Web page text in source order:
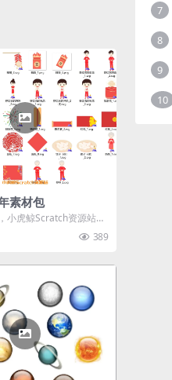
素材包
小虎鲸Scratch资源站推
的新年素材包！共含38
389
7
8
9
10